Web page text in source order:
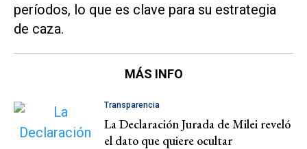
períodos, lo que es clave para su estrategia
de caza.
MÁS INFO
Transparencia
La Declaración Jurada de Milei reveló
el dato que quiere ocultar